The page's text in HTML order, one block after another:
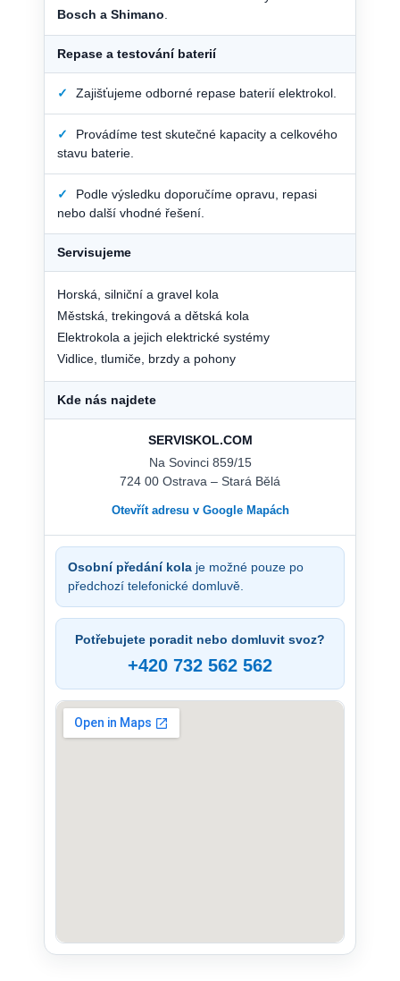
Bosch a Shimano.
Repase a testování baterií
✓ Zajišťujeme odborné repase baterií elektrokol.
✓
Provádíme test skutečné kapacity a celkového
stavu baterie.
✓
Podle výsledku doporučíme opravu, repasi
nebo další vhodné řešení.
Servisujeme
Horská, silniční a gravel kola
Městská, trekingová a dětská kola
Elektrokola a jejich elektrické systémy
Vidlice, tlumiče, brzdy a pohony
Kde nás najdete
SERVISKOL.COM
Na Sovinci 859/15
724 00 Ostrava – Stará Bělá
Otevřít adresu v Google Mapách
Osobní předání kola je možné pouze po
předchozí telefonické domluvě.
Potřebujete poradit nebo domluvit svoz?
+420 732 562 562